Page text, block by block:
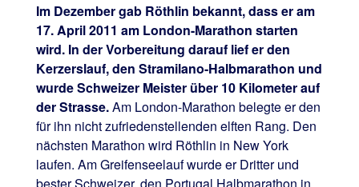
Im Dezember gab Röthlin bekannt, dass er am
17. April 2011 am London-Marathon starten
wird. In der Vorbereitung darauf lief er den
Kerzerslauf, den Stramilano-Halbmarathon und
wurde Schweizer Meister über 10 Kilometer auf
der Strasse.Am London-Marathon belegte er den
für ihn nicht zufriedenstellenden elften Rang. Den
nächsten Marathon wird Röthlin in New York
laufen. Am Greifenseelauf wurde er Dritter und
bester Schweizer, den Portugal Halbmarathon in